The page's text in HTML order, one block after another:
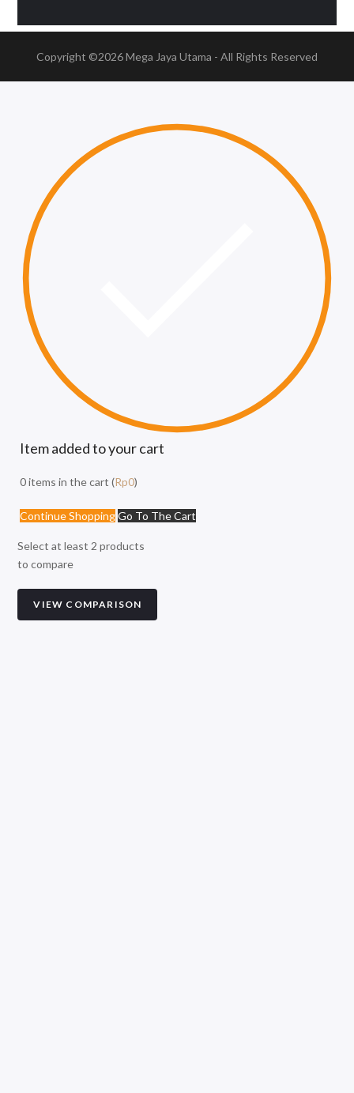
Copyright ©2026Mega Jaya Utama - All Rights Reserved
Item added to your cart
0items in the cart (Rp0)
Continue ShoppingGo To The Cart
Select at least 2 products
to compare
VIEW COMPARISON